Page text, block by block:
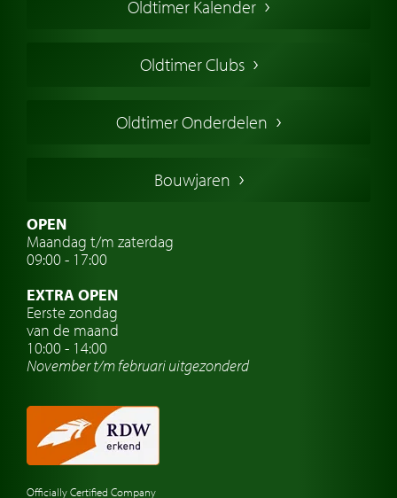
Amerikaanse oldtimers
Franse oldtimers
Zweedse oldtimers
Oldtimer verzekering
Oldtimer reizen
Oldtimerwerkplaats
Automerk horloges
Classic cars Nederland
Oldtimer Kalender
Oldtimer Clubs
Oldtimer Onderdelen
Bouwjaren
OPEN
Maandag t/m zaterdag
09:00 - 17:00
EXTRA OPEN
Eerste zondag
van de maand
10:00 - 14:00
November t/m februariuitgezonderd
Officially Certified Company